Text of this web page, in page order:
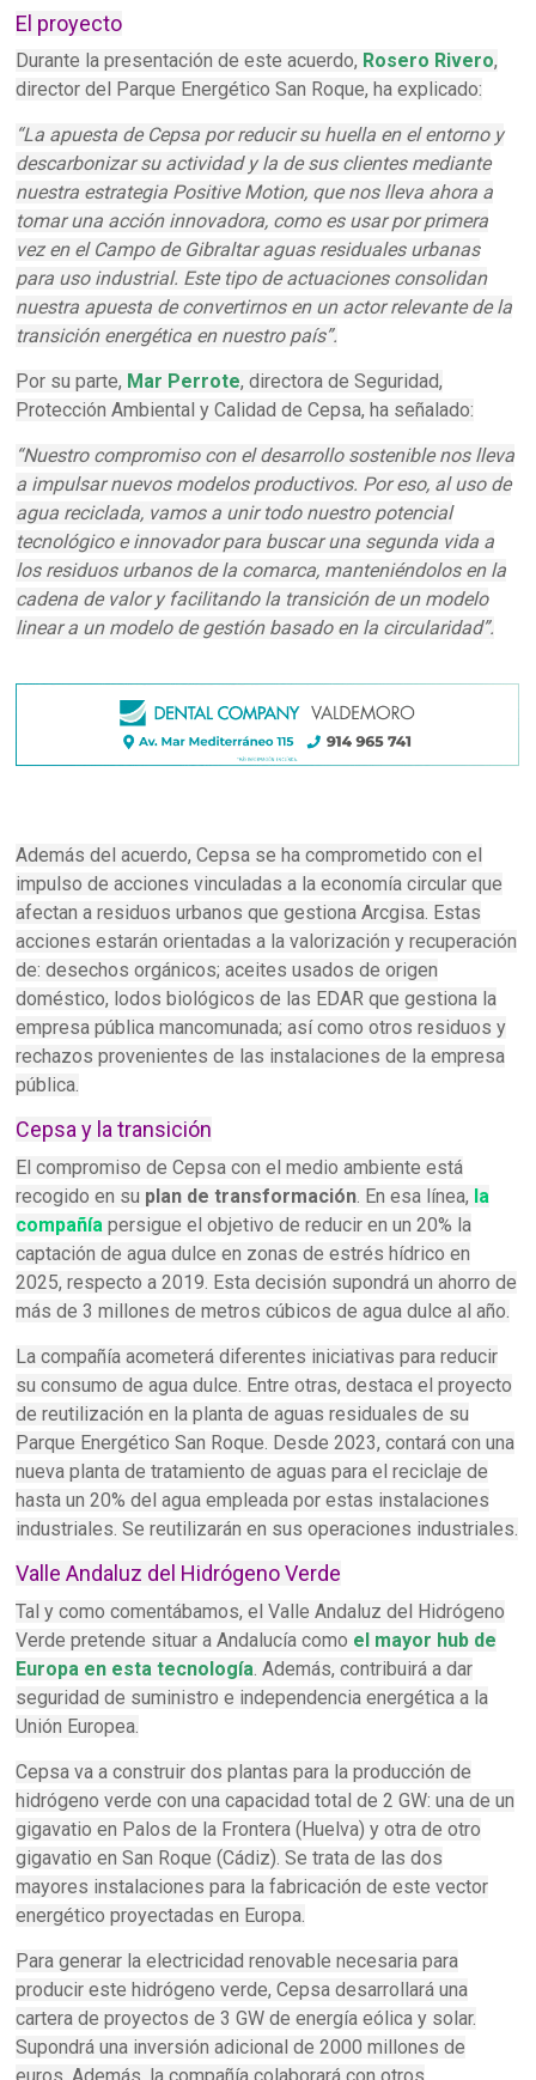
El proyecto
Durante la presentación de este acuerdo, Rosero Rivero,
director del Parque Energético San Roque, ha explicado:
“La apuesta de Cepsa por reducir su huella en el entorno y
descarbonizar su actividad y la de sus clientes mediante
nuestra estrategia Positive Motion, que nos lleva ahora a
tomar una acción innovadora, como es usar por primera
vez en el Campo de Gibraltar aguas residuales urbanas
para uso industrial. Este tipo de actuaciones consolidan
nuestra apuesta de convertirnos en un actor relevante de la
transición energética en nuestro país”.
Por su parte, Mar Perrote, directora de Seguridad,
Protección Ambiental y Calidad de Cepsa, ha señalado:
“Nuestro compromiso con el desarrollo sostenible nos lleva
a impulsar nuevos modelos productivos. Por eso, al uso de
agua reciclada, vamos a unir todo nuestro potencial
tecnológico e innovador para buscar una segunda vida a
los residuos urbanos de la comarca, manteniéndolos en la
cadena de valor y facilitando la transición de un modelo
linear a un modelo de gestión basado en la circularidad”.
Además del acuerdo, Cepsa se ha comprometido con el
impulso de acciones vinculadas a la economía circular que
afectan a residuos urbanos que gestiona Arcgisa. Estas
acciones estarán orientadas a la valorización y recuperación
de: desechos orgánicos; aceites usados de origen
doméstico, lodos biológicos de las EDAR que gestiona la
empresa pública mancomunada; así como otros residuos y
rechazos provenientes de las instalaciones de la empresa
pública.
Cepsa y la transición
El compromiso de Cepsa con el medio ambiente está
recogido en su plan de transformación. En esa línea, la
compañía persigue el objetivo de reducir en un 20% la
captación de agua dulce en zonas de estrés hídrico en
2025, respecto a 2019. Esta decisión supondrá un ahorro de
más de 3 millones de metros cúbicos de agua dulce al año.
La compañía acometerá diferentes iniciativas para reducir
su consumo de agua dulce. Entre otras, destaca el proyecto
de reutilización en la planta de aguas residuales de su
Parque Energético San Roque. Desde 2023, contará con una
nueva planta de tratamiento de aguas para el reciclaje de
hasta un 20% del agua empleada por estas instalaciones
industriales. Se reutilizarán en sus operaciones industriales.
Valle Andaluz del Hidrógeno Verde
Tal y como comentábamos, el Valle Andaluz del Hidrógeno
Verde pretende situar a Andalucía como el mayor hub de
Europa en esta tecnología. Además, contribuirá a dar
seguridad de suministro e independencia energética a la
Unión Europea.
Cepsa va a construir dos plantas para la producción de
hidrógeno verde con una capacidad total de 2 GW: una de un
gigavatio en Palos de la Frontera (Huelva) y otra de otro
gigavatio en San Roque (Cádiz). Se trata de las dos
mayores instalaciones para la fabricación de este vector
energético proyectadas en Europa.
Para generar la electricidad renovable necesaria para
producir este hidrógeno verde, Cepsa desarrollará una
cartera de proyectos de 3 GW de energía eólica y solar.
Supondrá una inversión adicional de 2000 millones de